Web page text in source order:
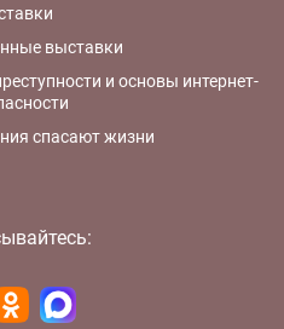
выставки
и основы интернет-
спасают жизни